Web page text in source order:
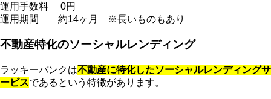
運用手数料
0円
運用期間
約14ヶ月 ※長いものもあり
不動産特化のソーシャルレンディング
ラッキーバンクは不動産に特化したソーシャルレンディングサ
ービスであるという特徴があります。